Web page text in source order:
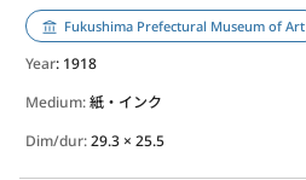
Fukushima Prefectural Museum of Art
Year: 1918
Medium:紙・インク
Dim/dur:29.3 × 25.5